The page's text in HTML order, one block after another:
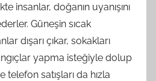
insanlar, doğanın uyanışını
Güneşin sıcak
dışarı çıkar, sokakları
yapma isteğiyle dolup
satışları da hızla